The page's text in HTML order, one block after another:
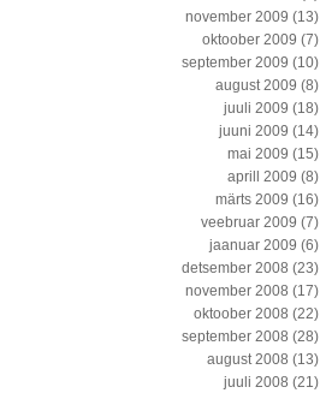
november 2009 (13)
oktoober 2009 (7)
september 2009 (10)
august 2009 (8)
juuli 2009 (18)
juuni 2009 (14)
mai 2009 (15)
aprill 2009 (8)
märts 2009 (16)
veebruar 2009 (7)
jaanuar 2009 (6)
detsember 2008 (23)
november 2008 (17)
oktoober 2008 (22)
september 2008 (28)
august 2008 (13)
juuli 2008 (21)